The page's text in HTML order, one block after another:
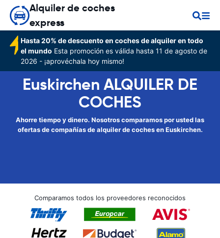
Alquiler de coches
express
Hasta 20% de descuento en coches de alquiler en todo
el mundo Esta promoción es válida hasta 11 de agosto de
2026 - ¡aprovéchala hoy mismo!
Euskirchen ALQUILER DE
COCHES
Ahorre tiempo y dinero. Nosotros comparamos por usted las
ofertas de compañías de alquiler de coches en Euskirchen.
Comparamos todos los proveedores reconocidos